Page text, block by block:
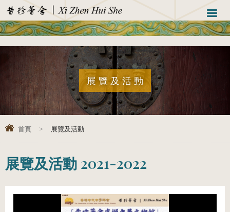
展覽及活動
首頁 > 展覽及活動
展覽及活動 2021-2022